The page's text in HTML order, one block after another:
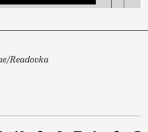
Readovka
Осеннем бульваре случилась